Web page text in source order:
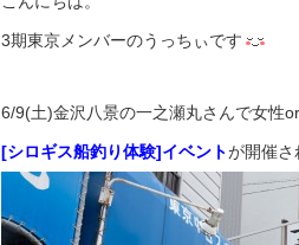
3期東京メンバーのうっちぃです
6/9(土)金沢八景の一之瀬丸さんで女性
[シロギス船釣り体験]イベントが開催